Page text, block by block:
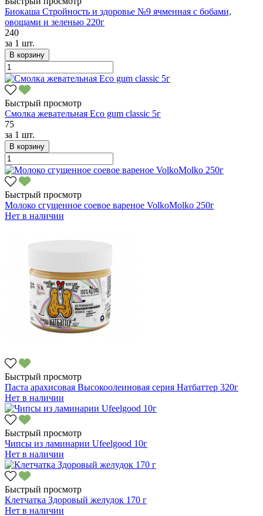
Биокаша Стройность и здоровье №9 ячменная с бобами,
овощами и зеленью 220г
240
за 1 шт.
В корзину
Быстрый просмотр
Смолка жевательная Eco gum classic 5г
75
за 1 шт.
В корзину
Быстрый просмотр
Молоко сгущенное соевое вареное VolkoMolko 250г
Нет в наличии
Быстрый просмотр
Паста арахисовая Высокоолеиновая серия Натбаттер 320г
Нет в наличии
Быстрый просмотр
Чипсы из ламинарии Ufeelgood 10г
Нет в наличии
Быстрый просмотр
Клетчатка Здоровый желудок 170 г
Нет в наличии